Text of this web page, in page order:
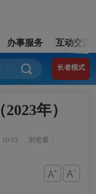
办事服务 互动交流
长者模式
年）
浏览量：